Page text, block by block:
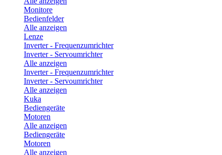
Monitore
Bedienfelder
Alle anzeigen
Lenze
Inverter - Frequenzumrichter
Inverter - Servoumrichter
Alle anzeigen
Inverter - Frequenzumrichter
Inverter - Servoumrichter
Alle anzeigen
Kuka
Bediengeräte
Motoren
Alle anzeigen
Bediengeräte
Motoren
Alle anzeigen